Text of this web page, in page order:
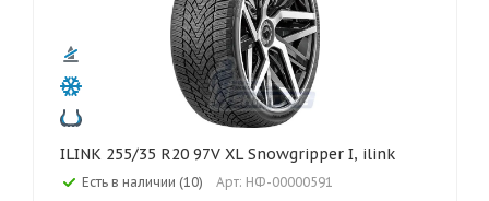
ILINK 255/35 R20 97V XL Snowgripper I, ilink
Есть в наличии (10) Арт: НФ-00000591